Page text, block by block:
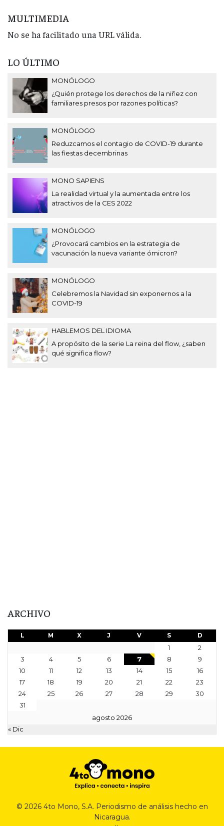
MULTIMEDIA
No se ha facilitado una URL válida.
LO ÚLTIMO
MONÓLOGO
¿Quién protege los derechos de la niñez con
familiares presos por razones políticas?
MONÓLOGO
Reduzcamos el contagio de COVID-19 durante
las fiestas decembrinas
MONO SAPIENS
La realidad virtual y la aumentada entre los
atractivos de la CES 2022
MONÓLOGO
¿Provocará cambios en la estrategia de
vacunación la nueva variante ómicron?
MONÓLOGO
Celebremos la Navidad sin exponernos a la
COVID-19
HABLEMOS DEL IDIOMA
A propósito de la serie La reina del flow, ¿saben
qué significa flow?
ARCHIVO
agosto 2026
L M X J V S D
1
2
3
4 5 6 7 8
9
10
11 12 13 14 15
16
17
18 19 20 21 22
23
24
25 26 27 28 29
30
31
« Dic
© 2026 4to Mono, S.A. Periodismo de análisis hecho en
Nicaragua.